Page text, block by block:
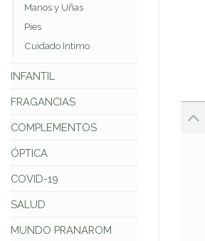
Manos y Uñas
Pies
Cuidado Intimo
INFANTIL
FRAGANCIAS
COMPLEMENTOS
ÓPTICA
COVID-19
SALUD
MUNDO PRANAROM